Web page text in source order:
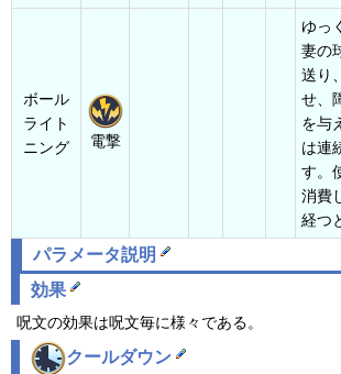
ボール
ライト
ニング
電撃
ゆっ
妻の
送り
せ、
を与
は連
す。
消費
経つ
パラメータ説明
効果
呪文の効果は呪文毎に様々である。
クールダウン